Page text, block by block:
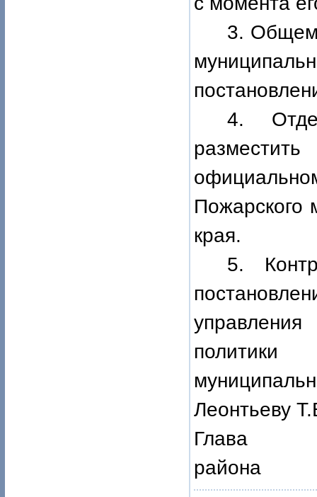
3.
4.
Пожарского
края.
5.
Леонтьеву
Глава